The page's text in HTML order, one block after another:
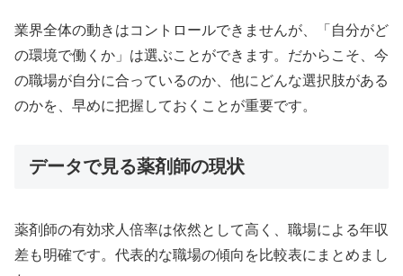
業界全体の動きはコントロールできませんが、「自分がど
の環境で働くか」は選ぶことができます。だからこそ、今
の職場が自分に合っているのか、他にどんな選択肢がある
のかを、早めに把握しておくことが重要です。
データで見る薬剤師の現状
薬剤師の有効求人倍率は依然として高く、職場による年収
差も明確です。代表的な職場の傾向を比較表にまとめまし